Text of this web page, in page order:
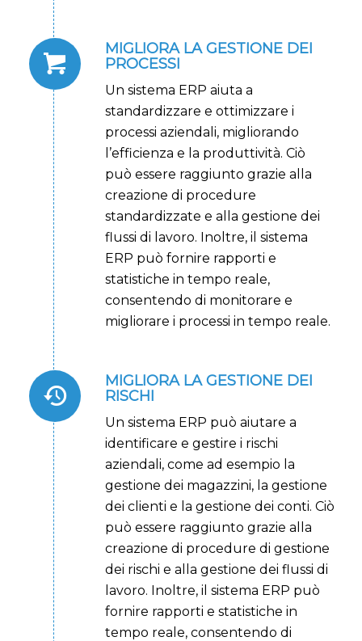
MIGLIORA LA GESTIONE DEI
PROCESSI
Un sistema ERP aiuta a
standardizzare e ottimizzare i
processi aziendali, migliorando
l’efficienza e la produttività. Ciò
può essere raggiunto grazie alla
creazione di procedure
standardizzate e alla gestione dei
flussi di lavoro. Inoltre, il sistema
ERP può fornire rapporti e
statistiche in tempo reale,
consentendo di monitorare e
migliorare i processi in tempo reale.
MIGLIORA LA GESTIONE DEI
RISCHI
Un sistema ERP può aiutare a
identificare e gestire i rischi
aziendali, come ad esempio la
gestione dei magazzini, la gestione
dei clienti e la gestione dei conti. Ciò
può essere raggiunto grazie alla
creazione di procedure di gestione
dei rischi e alla gestione dei flussi di
lavoro. Inoltre, il sistema ERP può
fornire rapporti e statistiche in
tempo reale, consentendo di